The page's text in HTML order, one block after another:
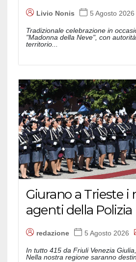
Livio Nonis 5 Agosto 2026
Tradizionale celebrazione in
"Madonna della Neve", con
territorio...
Giurano a Trieste i
agenti della Polizia
redazione 5 Agosto 2026
In tutto 415 da Friuli Venezia
Nella nostra regione saranno